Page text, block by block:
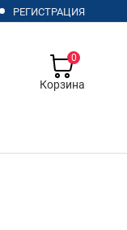
РЕГИСТРАЦИЯ
Корзина
0